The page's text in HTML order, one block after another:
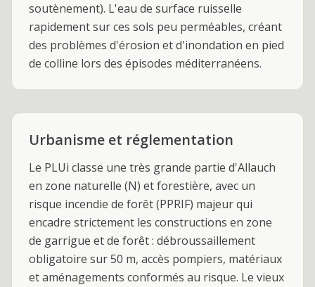
soutènement). L'eau de surface ruisselle
rapidement sur ces sols peu perméables, créant
des problèmes d'érosion et d'inondation en pied
de colline lors des épisodes méditerranéens.
Urbanisme et réglementation
Le PLUi classe une très grande partie d'Allauch
en zone naturelle (N) et forestière, avec un
risque incendie de forêt (PPRIF) majeur qui
encadre strictement les constructions en zone
de garrigue et de forêt : débroussaillement
obligatoire sur 50 m, accès pompiers, matériaux
et aménagements conformés au risque. Le vieux